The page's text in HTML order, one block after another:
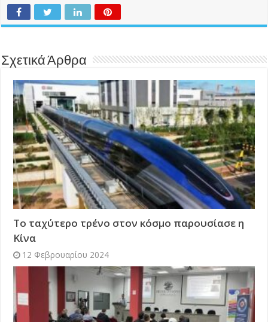
Σχετικά Άρθρα
Το ταχύτερο τρένο στον κόσμο παρουσίασε η
Κίνα
12 Φεβρουαρίου 2024